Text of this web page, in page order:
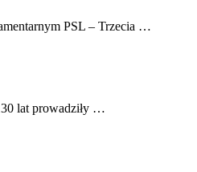
PSL – Trzecia …
lat prowadziły …